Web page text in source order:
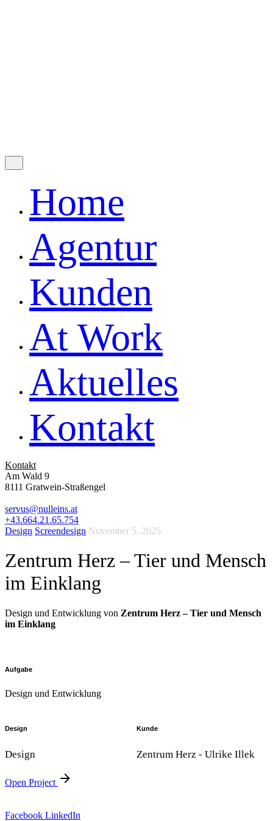
Home
Agentur
Kunden
At Work
Aktuelles
Kontakt
Kontakt
Am Wald 9
8111 Gratwein-Straßengel
servus@nulleins.at
+43.664.21.65.754
Design Screendesign November 5, 2025
Zentrum Herz – Tier und Mensch
im Einklang
Design und Entwicklung von Zentrum Herz – Tier und Mensch
im Einklang
Aufgabe
Design und Entwicklung
Design
Design
Kunde
Zentrum Herz - Ulrike Illek
Open Project
Facebook LinkedIn